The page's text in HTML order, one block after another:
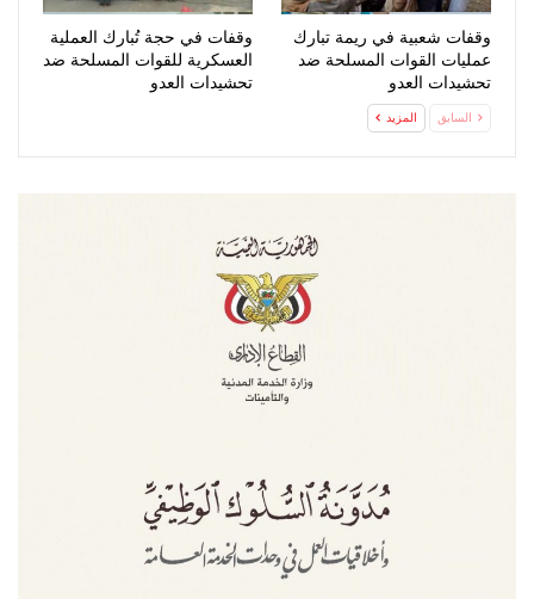
وقفات شعبية في ريمة تبارك
عمليات القوات المسلحة ضد
تحشيدات العدو
وقفات في حجة تُبارك العملية
العسكرية للقوات المسلحة ضد
تحشيدات العدو
السابق المزيد